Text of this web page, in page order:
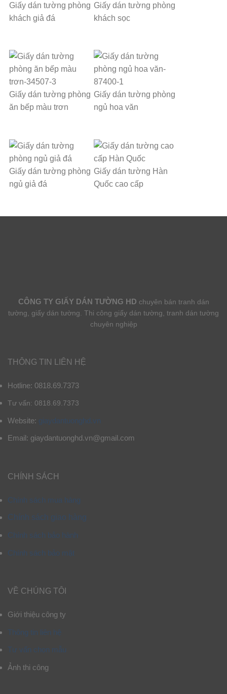
Giấy dán tường phòng
khách giả đá
Giấy dán tường phòng
khách sọc
Giấy dán tường phòng
ăn bếp màu trơn
Giấy dán tường phòng
ngủ hoa văn
Giấy dán tường phòng
ngủ giả đá
Giấy dán tường Hàn
Quốc cao cấp
CÔNG TY GIẤY DÁN TƯỜNG HD chuyên bán tranh dán
tường, giấy dán tường. Thi công giấy dán tường, tranh dán tường
chuyên nghiệp
THÔNG TIN LIÊN HỆ
Hotline: 0818.69.7373
Tư vấn: 0818.69.7373
Website: giaydantuonghd.vn
Email: giaydantuonghd.vn@gmail.com
CHÍNH SÁCH
Chính sách mua hàng
Chính sách giao hàng
Chính sách bảo hành
Chính sách bảo mật
VỀ CHÚNG TÔI
Giới thiệu công ty
Thông tin liên hệ
Tư vấn chọn mẫu
Ảnh thi công